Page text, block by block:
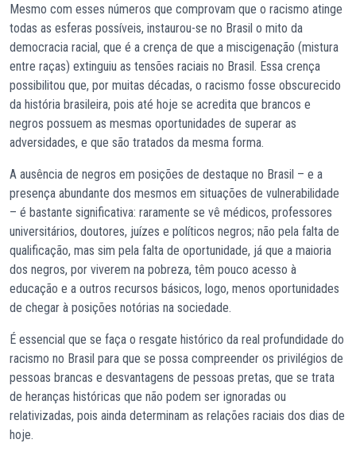
Mesmo com esses números que comprovam que o racismo atinge
todas as esferas possíveis, instaurou-se no Brasil o mito da
democracia racial, que é a crença de que a miscigenação (mistura
entre raças) extinguiu as tensões raciais no Brasil. Essa crença
possibilitou que, por muitas décadas, o racismo fosse obscurecido
da história brasileira, pois até hoje se acredita que brancos e
negros possuem as mesmas oportunidades de superar as
adversidades, e que são tratados da mesma forma.
A ausência de negros em posições de destaque no Brasil – e a
presença abundante dos mesmos em situações de vulnerabilidade
– é bastante significativa: raramente se vê médicos, professores
universitários, doutores, juízes e políticos negros; não pela falta de
qualificação, mas sim pela falta de oportunidade, já que a maioria
dos negros, por viverem na pobreza, têm pouco acesso à
educação e a outros recursos básicos, logo, menos oportunidades
de chegar à posições notórias na sociedade.
É essencial que se faça o resgate histórico da real profundidade do
racismo no Brasil para que se possa compreender os privilégios de
pessoas brancas e desvantagens de pessoas pretas, que se trata
de heranças históricas que não podem ser ignoradas ou
relativizadas, pois ainda determinam as relações raciais dos dias de
hoje.